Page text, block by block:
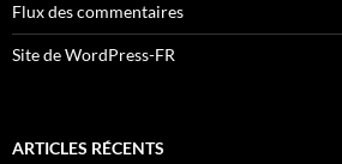
Flux des commentaires
Site de WordPress-FR
ARTICLES RÉCENTS